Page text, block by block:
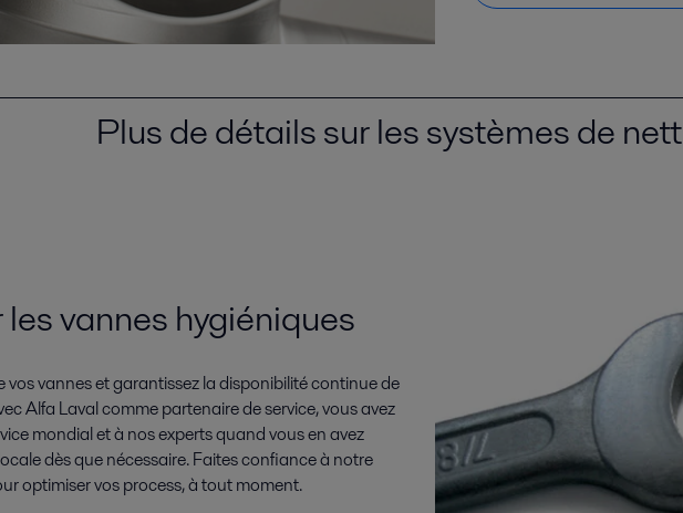
Plus de détails sur les systèmes de
vannes hygiéniques
vos vannes et garantissez la disponibilité continue de
Alfa Laval comme partenaire de service, vous avez
mondial et à nos experts quand vous en avez
dès que nécessaire. Faites confiance à notre
optimiser vos process, à tout moment.